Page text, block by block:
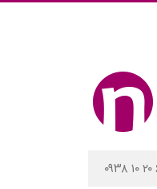
۱۰ ۲۰ ۶۹۲